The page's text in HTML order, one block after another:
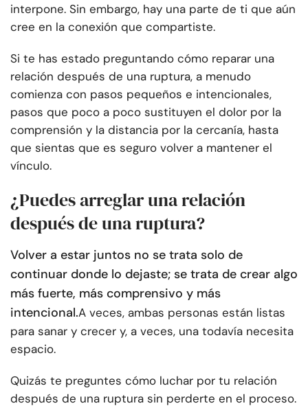
interpone. Sin embargo, hay una parte de ti que aún
cree en la conexión que compartiste.
Si te has estado preguntando cómo reparar una
relación después de una ruptura, a menudo
comienza con pasos pequeños e intencionales,
pasos que poco a poco sustituyen el dolor por la
comprensión y la distancia por la cercanía, hasta
que sientas que es seguro volver a mantener el
vínculo.
¿Puedes arreglar una relación
después de una ruptura?
Volver a estar juntos no se trata solo de
continuar donde lo dejaste; se trata de crear algo
más fuerte, más comprensivo y más
intencional.A veces, ambas personas están listas
para sanar y crecer y, a veces, una todavía necesita
espacio.
Quizás te preguntes cómo luchar por tu relación
después de una ruptura sin perderte en el proceso.